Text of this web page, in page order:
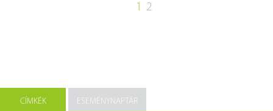
1 2
CÍMKÉK ESEMÉNYNAPTÁR